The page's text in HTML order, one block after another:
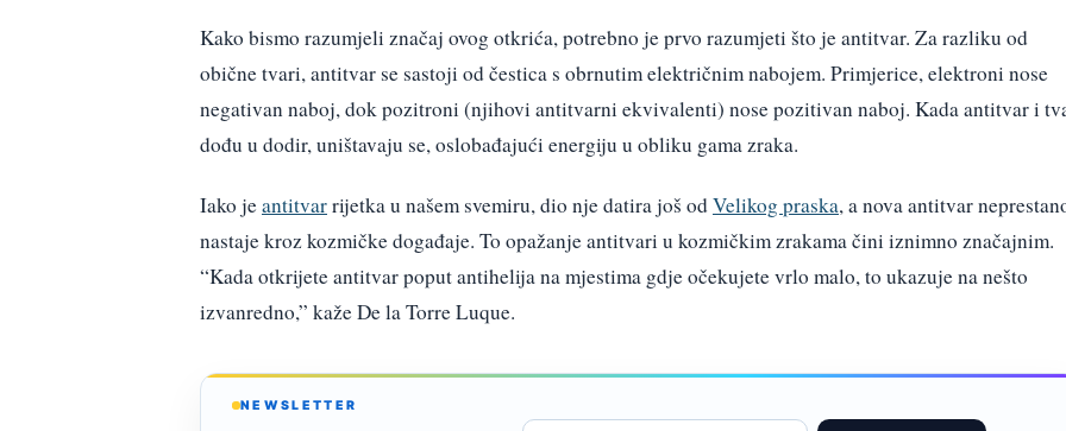
Kako bismo razumjeli značaj ovog otkrića, potrebno je prvo razumjeti što je antitvar. Za razliku od
obične tvari, antitvar se sastoji od čestica s obrnutim električnim nabojem. Primjerice, elektroni nose
negativan naboj, dok pozitroni (njihovi antitvarni ekvivalenti) nose pozitivan naboj. Kada antitvar i
dođu u dodir, uništavaju se, oslobađajući energiju u obliku gama zraka.
Iako jeantitvarrijetka u našem svemiru, dio nje datira još odVelikog praska, a nova antitvar
nastaje kroz kozmičke događaje. To opažanje antitvari u kozmičkim zrakama čini iznimno značajnim.
“Kada otkrijete antitvar poput antihelija na mjestima gdje očekujete vrlo malo, to ukazuje na nešto
izvanredno,” kaže De la Torre Luque.
NEWSLETTER